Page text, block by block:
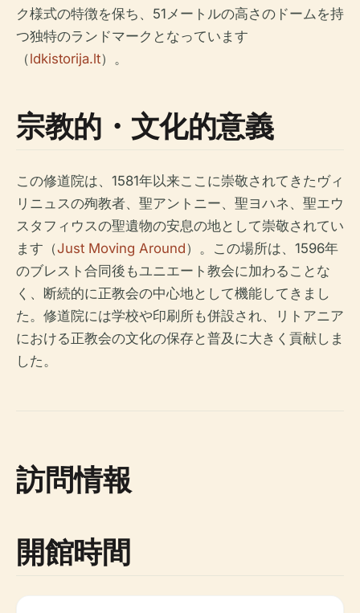
ク様式の特徴を保ち、51メートルの高さのドームを持
つ独特のランドマークとなっています
（ldkistorija.lt）。
宗教的・文化的意義
この修道院は、1581年以来ここに崇敬されてきたヴィ
リニュスの殉教者、聖アントニー、聖ヨハネ、聖エウ
スタフィウスの聖遺物の安息の地として崇敬されてい
ます（Just Moving Around）。この場所は、1596年
のブレスト合同後もユニエート教会に加わることな
く、断続的に正教会の中心地として機能してきまし
た。修道院には学校や印刷所も併設され、リトアニア
における正教会の文化の保存と普及に大きく貢献しま
した。
訪問情報
開館時間